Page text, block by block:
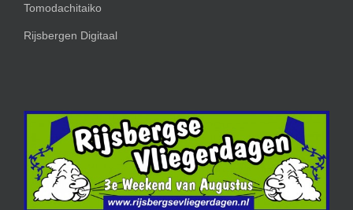
Tomodachitaiko
Rijsbergen Digitaal